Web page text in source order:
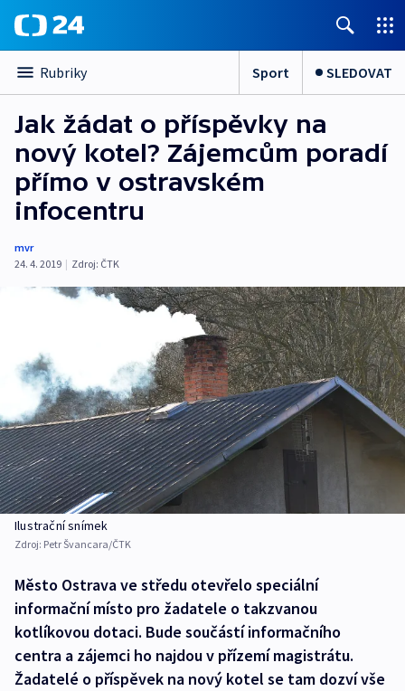
Rubriky Sport SLEDOVAT
Jak žádat o příspěvky na
nový kotel? Zájemcům poradí
přímo v ostravském
infocentru
mvr
24. 4. 2019 | Zdroj: ČTK
Ilustrační snímek
Zdroj: Petr Švancara/ČTK
Město Ostrava ve středu otevřelo speciální
informační místo pro žadatele o takzvanou
kotlíkovou dotaci. Bude součástí informačního
centra a zájemci ho najdou v přízemí magistrátu.
Žadatelé o příspěvek na nový kotel se tam dozví vše